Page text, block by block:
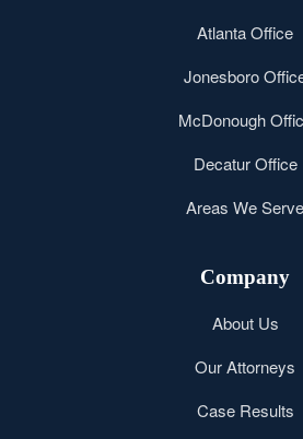
Atlanta Office
Jonesboro
McDonough
Decatur Office
Areas We Serve
Company
About Us
Our Attorneys
Case Results